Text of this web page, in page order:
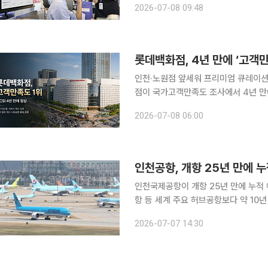
을 접목해 단계적으로 고도화를 추진
2026-07-08 09:48
롯데백화점, 4년 만에 ‘고객
인천·노원점 앞세워 프리미엄 큐레이션
점이 국가고객만족도 조사에서 4년 만에 백화점 부문
가 미국 미시간대학과 공동 개발한 고
2026-07-08 06:00
인천국제공항이 개항 25년 만에 누적
항 등 세계 주요 허브공항보다 약 10년 빠른 속도로
을 넘어섰다. 이는 개항 이후 하루
2026-07-07 14:30